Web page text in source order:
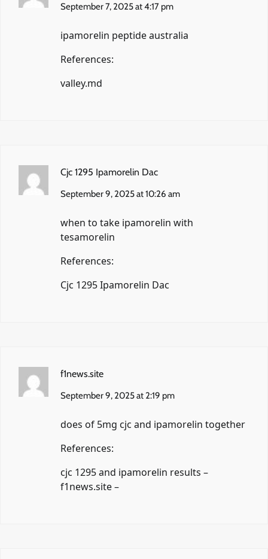
September 7, 2025 at 4:17 pm
ipamorelin peptide australia
References:
valley.md
Cjc 1295 Ipamorelin Dac
September 9, 2025 at 10:26 am
when to take ipamorelin with
tesamorelin
References:
Cjc 1295 Ipamorelin Dac
f1news.site
September 9, 2025 at 2:19 pm
does of 5mg cjc and ipamorelin together
References:
cjc 1295 and ipamorelin results –
f1news.site–